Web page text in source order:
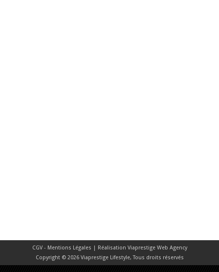
CGV - Mentions Légales | Réalisation Viaprestige Web Agency
Copyright © 2026 Viaprestige Lifestyle, Tous droits réservés